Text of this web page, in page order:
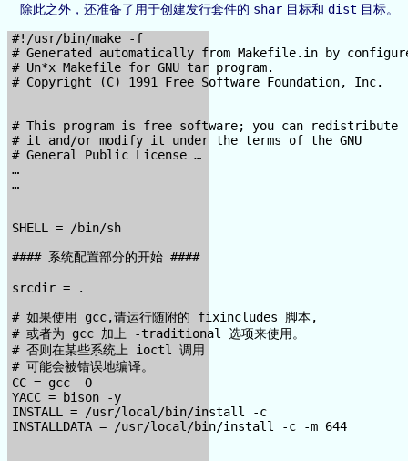
除此之外，还准备了用于创建发行套件的 shar 目标和 dist 目标。
#!/usr/bin/make -f
# Generated automatically from Makefile.in by
# Un*x Makefile for GNU tar program.
# Copyright (C) 1991 Free Software Foundation, Inc.
# This program is free software; you can redistribute
# it and/or modify it under the terms of the GNU
# General Public License …
…
…
SHELL = /bin/sh
#### 系统配置部分的开始 ####
srcdir = .
# 如果使用 gcc,请运行随附的 fixincludes 脚本,
# 或者为 gcc 加上 -traditional 选项来使用。
# 否则在某些系统上 ioctl 调用
# 可能会被错误地编译。
CC = gcc -O
YACC = bison -y
INSTALL = /usr/local/bin/install -c
INSTALLDATA = /usr/local/bin/install -c -m 644